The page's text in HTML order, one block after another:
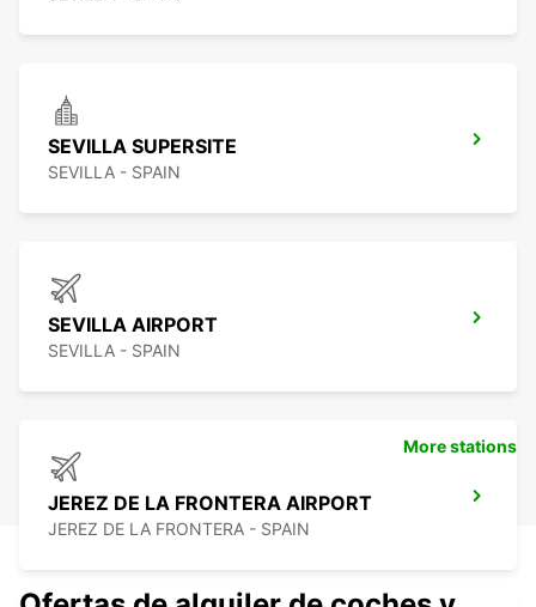
SEVILLA SUPERSITE
SEVILLA - SPAIN
SEVILLA AIRPORT
SEVILLA - SPAIN
JEREZ DE LA FRONTERA AIRPORT
JEREZ DE LA FRONTERA - SPAIN
More stations